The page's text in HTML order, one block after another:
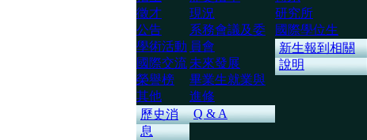
徵才
公告
學術活動
國際交流
榮譽榜
其他
歷史消
息
現況
系務會議及委
員會
未來發展
畢業生就業與
進修
Q & A
研究所
國際學位生
新生報到相關
說明